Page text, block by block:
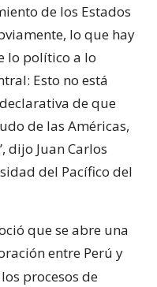
de los Estados
lo que hay
lo político a lo
Esto no está
de que
de las Américas,
dijo Juan Carlos
del Pacífico del
que se abre una
entre Perú y
procesos de